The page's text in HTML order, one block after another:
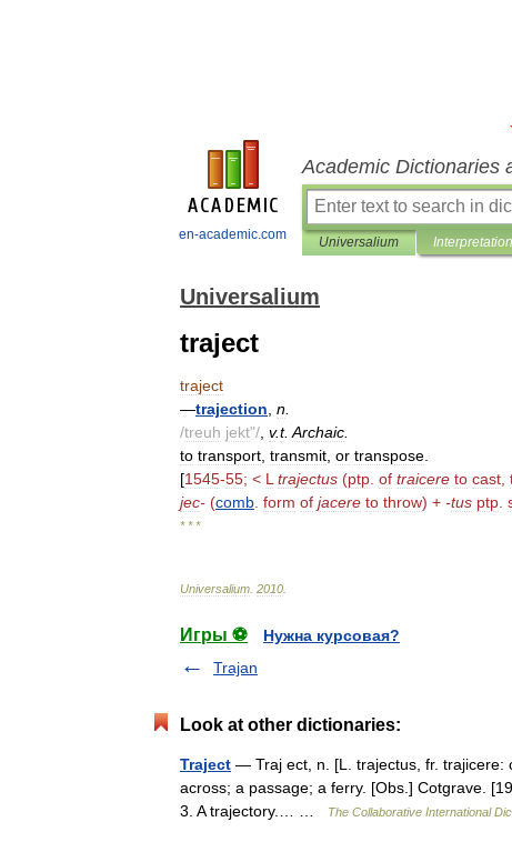
en-academic.com
Academic Dictionaries
Universalium
Universalium
traject
traject
—trajection n
/treuh jekt"/ v.t. Archaic
to transport transmit or transpose
[1545-55; < L trajectus (ptp of traicere to cast
jec- (comb form of jacere to throw) + -tus ptp
* * *
Universalium 2010
Игры ⚽
Нужна курсовая?
Trajan
Look at other dictionaries:
Traject — Traj ect, n. [L. trajectus, fr. trajicere:
across; a passage; a ferry. [Obs.] Cotgrave.
3. A trajectory.… …
The Collaborative International